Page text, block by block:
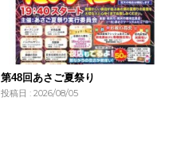
第48回あさご夏祭り
投稿日 : 2026/08/05